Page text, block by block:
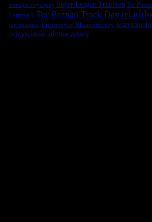
strategia zwycięzcy Super League Triathlon Tor
Formuła 1 Tor Poznań Track Day
ultramaraton Uniwersytet Ekonomiczny
odżywianie zdrowe zasady